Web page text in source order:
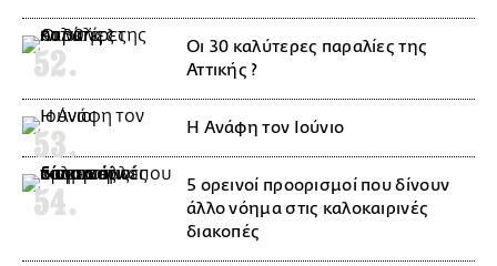
Oι 30 καλύτερες παραλίες της
Αττικής ?
H Ανάφη τον Ιούνιο
5 ορεινοί προορισμοί που δίνουν
άλλο νόημα στις καλοκαιρινές
διακοπές